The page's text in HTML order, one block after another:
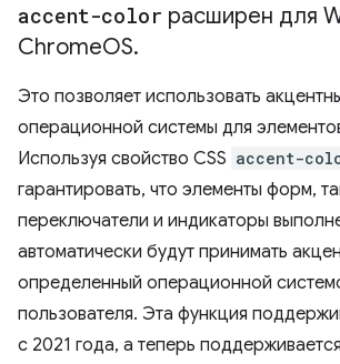
accent-color расширен для
ChromeOS.
Это позволяет использовать
операционной системы для
Используя свойство CSS accent-
гарантировать, что элементы форм,
переключатели и индикаторы
автоматически будут принимать
определенный операционной
пользователя. Эта функция
с 2021 года, а теперь